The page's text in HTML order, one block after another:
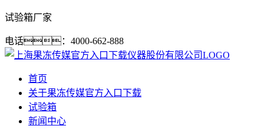
试验箱厂家
电话：4000-662-888
首页
关于果冻传媒官方入口下载
试验箱
新闻中心